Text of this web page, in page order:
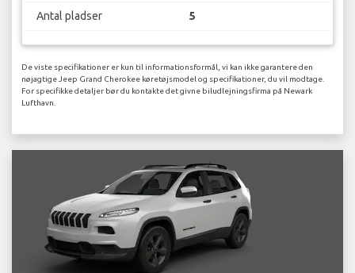
Antal pladser 5
De viste specifikationer er kun til informationsformål, vi kan ikke garantere den
nøjagtige Jeep Grand Cherokee køretøjsmodel og specifikationer, du vil modtage.
For specifikke detaljer bør du kontakte det givne biludlejningsfirma på Newark
Lufthavn.